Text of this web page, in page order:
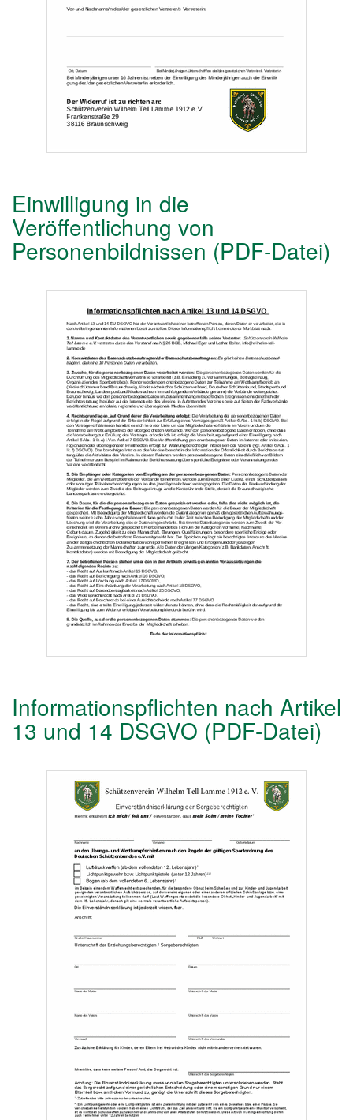
Einwilligung in die
Veröffentlichung von
Personenbildnissen (PDF-Datei)
Informationspflichten nach Artikel
13 und 14 DSGVO (PDF-Datei)